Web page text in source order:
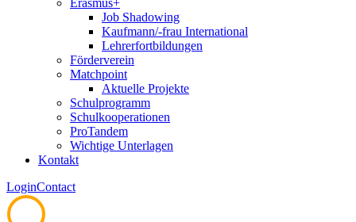
Erasmus+
Job Shadowing
Kaufmann/-frau International
Lehrerfortbildungen
Förderverein
Matchpoint
Aktuelle Projekte
Schulprogramm
Schulkooperationen
ProTandem
Wichtige Unterlagen
Kontakt
LoginContact